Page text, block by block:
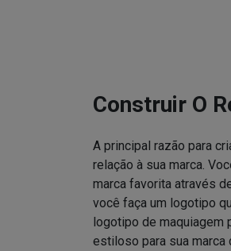
Construir O
A principal razão para
relação à sua marca.
marca favorita através
você faça um logotipo
logotipo de maquiagem
estiloso para sua marca